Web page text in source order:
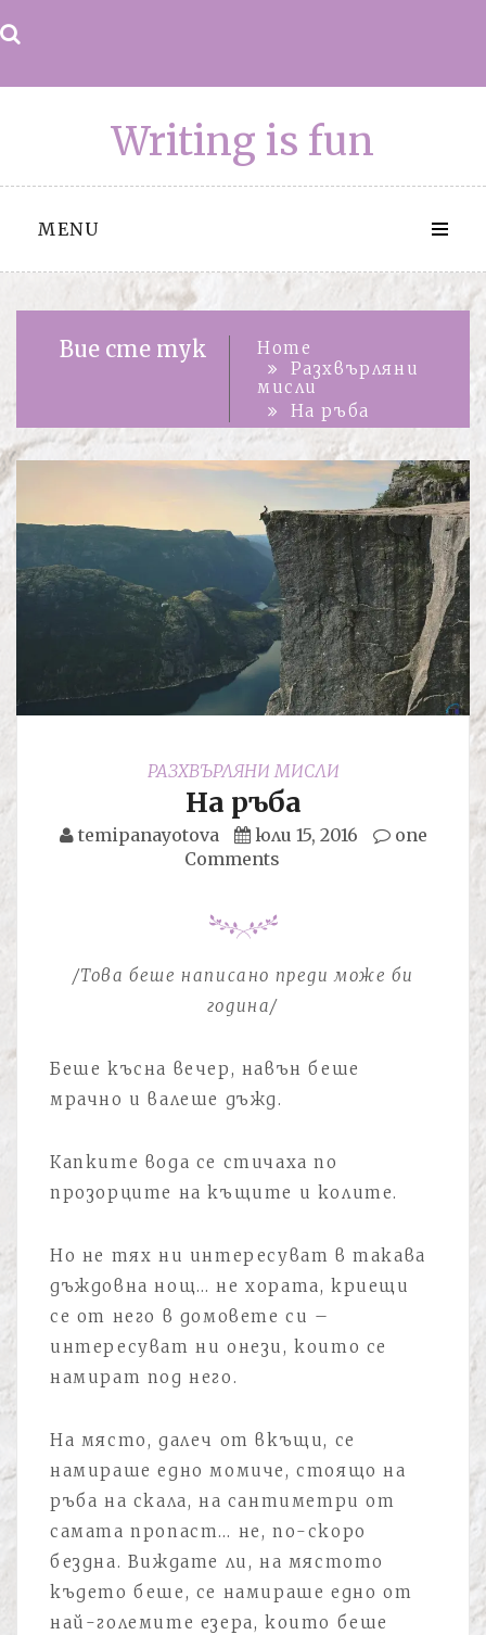
to
Writing is fun
MENU
Вие сте тук
Home
Разхвърляни
мисли
На ръба
РАЗХВЪРЛЯНИ МИСЛИ
На ръба
temipanayotova юли 15, 2016
one
Comments
/Това беше написано преди може би
година/
Беше късна вечер, навън беше
мрачно и валеше дъжд.
Капките вода се стичаха по
прозорците на къщите и колите.
Но не тях ни интересуват в такава
дъждовна нощ… не хората, криещи
се от него в домовете си –
интересуват ни онези, които се
намират под него.
На място, далеч от вкъщи, се
намираше едно момиче, стоящо на
ръба на скала, на сантиметри от
самата пропаст… не, по-скоро
бездна. Виждате ли, на мястото
където беше, се намираше едно от
най-големите езера, които беше